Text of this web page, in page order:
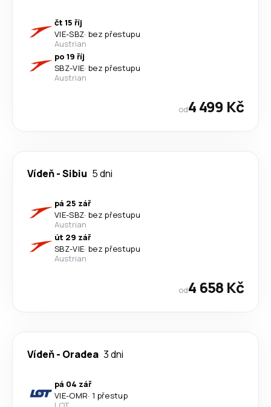
čt 15 říj
VIE-SBZ· bez přestupu
Austrian
po 19 říj
SBZ-VIE· bez přestupu
Austrian
od4 499 Kč
Vídeň-Sibiu 5 dni
pá 25 zář
VIE-SBZ· bez přestupu
Austrian
út 29 zář
SBZ-VIE· bez přestupu
Austrian
od4 658 Kč
Vídeň- Oradea 3 dni
pá 04 zář
VIE-OMR· 1 přestup